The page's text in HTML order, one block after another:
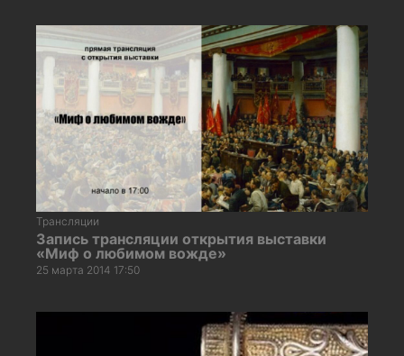
Трансляции
Запись трансляции открытия выставки
«Миф о любимом вожде»
25 марта 2014 17:50